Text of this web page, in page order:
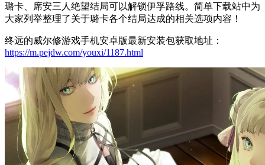
璐卡、席安三人绝望结局可以解锁伊孚路线。简单下载站中为
大家列举整理了关于璐卡各个结局达成的相关选项内容！
终远的威尔修游戏手机安卓版最新安装包获取地址：
https://m.pejdw.com/youxi/1187.html